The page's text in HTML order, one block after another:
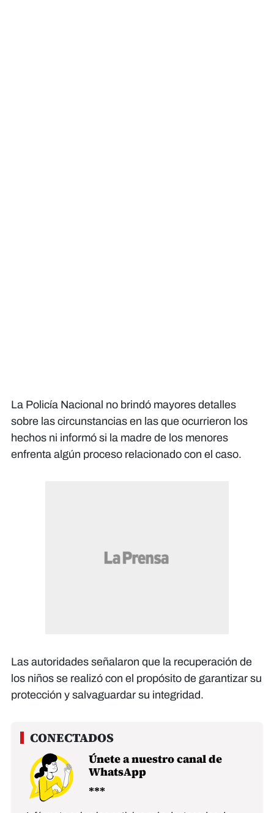
La Policía Nacional no brindó mayores detalles
sobre las circunstancias en las que ocurrieron los
hechos ni informó si la madre de los menores
enfrenta algún proceso relacionado con el caso.
Las autoridades señalaron que la recuperación de
los niños se realizó con el propósito de garantizar su
protección y salvaguardar su integridad.
Únete a nuestro canal de
WhatsApp